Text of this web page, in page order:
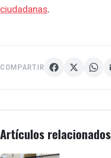
ciudadanas.
COMPARTIR
Artículos relacionados